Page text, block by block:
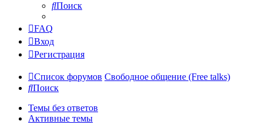
Поиск
FAQ
Вход
Регистрация
Список форумов Свободное общение (Free talks)
Поиск
Темы без ответов
Активные темы